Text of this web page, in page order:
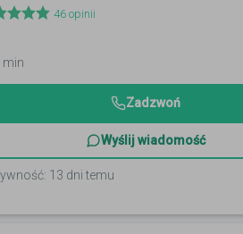
46 opinii
min
Zadzwoń
Wyślij wiadomość
13 dni temu